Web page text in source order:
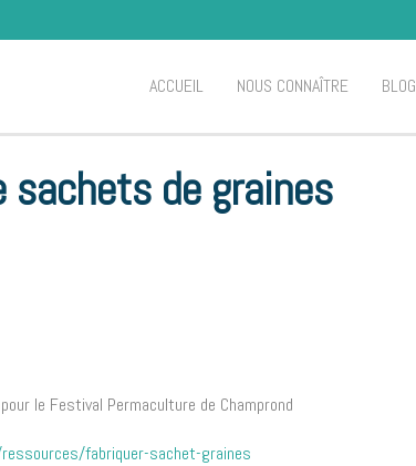
ACCUEIL NOUS CONNAÎTRE BLOG
sachets de graines
le Festival Permaculture de Champrond
fabriquer-sachet-graines